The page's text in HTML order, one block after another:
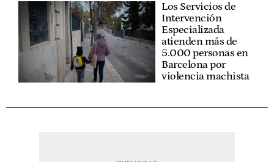
Los Servicios de
Intervención
Especializada
atienden más de
5.000 personas en
Barcelona por
violencia machista